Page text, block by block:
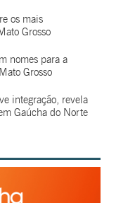
os mais
Grosso
nomes para a
Grosso
integração, revela
Gaúcha do Norte